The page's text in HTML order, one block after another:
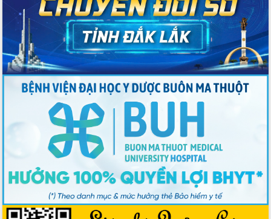
Bí thư Tỉnh ủy Lương Nguyễn Minh
Triết dự Ngày hội đại đoàn kết tại
Buôn Đăk Tuôr, xã Cư Pui
Khởi công xây dựng Trường Phổ thông
nội trú liên cấp tiểu học và THCS xã Ia
Rvê
Phó Thủ tướng Chính phủ Mai Văn
Chính chia sẻ, động viên người dân
chịu ảnh hưởng nặng từ bão số 13
Chủ tịch UBND tỉnh kiểm tra công tác
phòng, chống bão số 13 tại các địa
bàn xung yếu
vốn các chương trình mục tiêu quốc
Xã Ea H'leo giữ vững và nâng cao chất
lượng các tiêu chí nông thôn mới